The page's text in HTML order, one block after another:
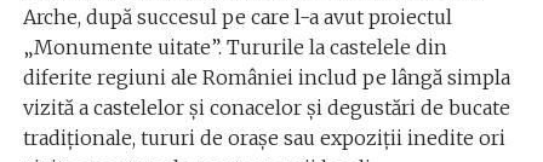
Arche, după succesul pe care l-a avut proiectul
„Monumente uitate”. Tururile la castelele din
diferite regiuni ale României includ pe lângă simpla
vizită a castelelor și conacelor și degustări de bucate
tradiționale, tururi de orașe sau expoziții inedite ori